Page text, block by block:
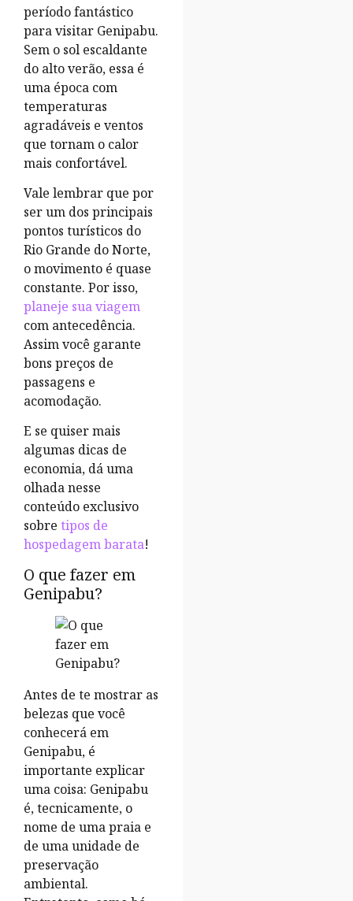
período fantástico
para visitar Genipabu.
Sem o sol escaldante
do alto verão, essa é
uma época com
temperaturas
agradáveis e ventos
que tornam o calor
mais confortável.
Vale lembrar que por
ser um dos principais
pontos turísticos do
Rio Grande do Norte,
o movimento é quase
constante. Por isso,
planeje sua viagem
com antecedência.
Assim você garante
bons preços de
passagens e
acomodação.
E se quiser mais
algumas dicas de
economia, dá uma
olhada nesse
conteúdo exclusivo
sobre tipos de
hospedagem barata!
O que fazer em
Genipabu?
Antes de te mostrar as
belezas que você
conhecerá em
Genipabu, é
importante explicar
uma coisa: Genipabu
é, tecnicamente, o
nome de uma praia e
de uma unidade de
preservação
ambiental.